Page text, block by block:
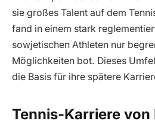
sie großes Talent auf dem
fand in einem stark
sowjetischen Athleten nur
Möglichkeiten bot. Dieses
die Basis für ihre spätere
Tennis-Karriere von